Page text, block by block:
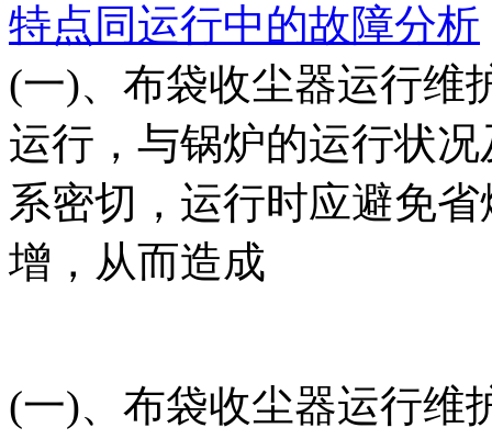
特点同运行中的故障分析
(一)、布袋收尘器运行维
运行，与锅炉的运行状
系密切，运行时应避免
增，从而造成
(一)、布袋收尘器运行维